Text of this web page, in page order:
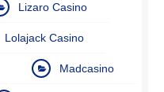
Lizaro Casino
Lolajack Casino
Madcasino